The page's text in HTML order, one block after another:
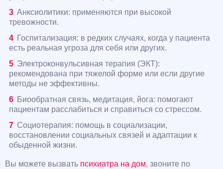
Анксиолитики: применяются при высокой
тревожности.
Госпитализация: в редких случаях, когда у пациента
есть реальная угроза для себя или других.
Электроконвульсивная терапия (ЭКТ):
рекомендована при тяжелой форме или если другие
методы не эффективны.
Биообратная связь, медитация, йога: помогают
пациентам расслабиться и справиться со стрессом.
Социотерапия: помощь в социализации,
восстановлении социальных связей и адаптации к
обыденной жизни.
Вы можете вызвать психиатра на дом, звоните по